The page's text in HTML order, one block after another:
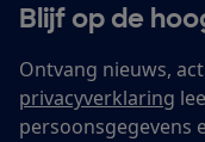
Blijf op de
Ontvang nieuws,
privacyverklaring
persoonsgegevens